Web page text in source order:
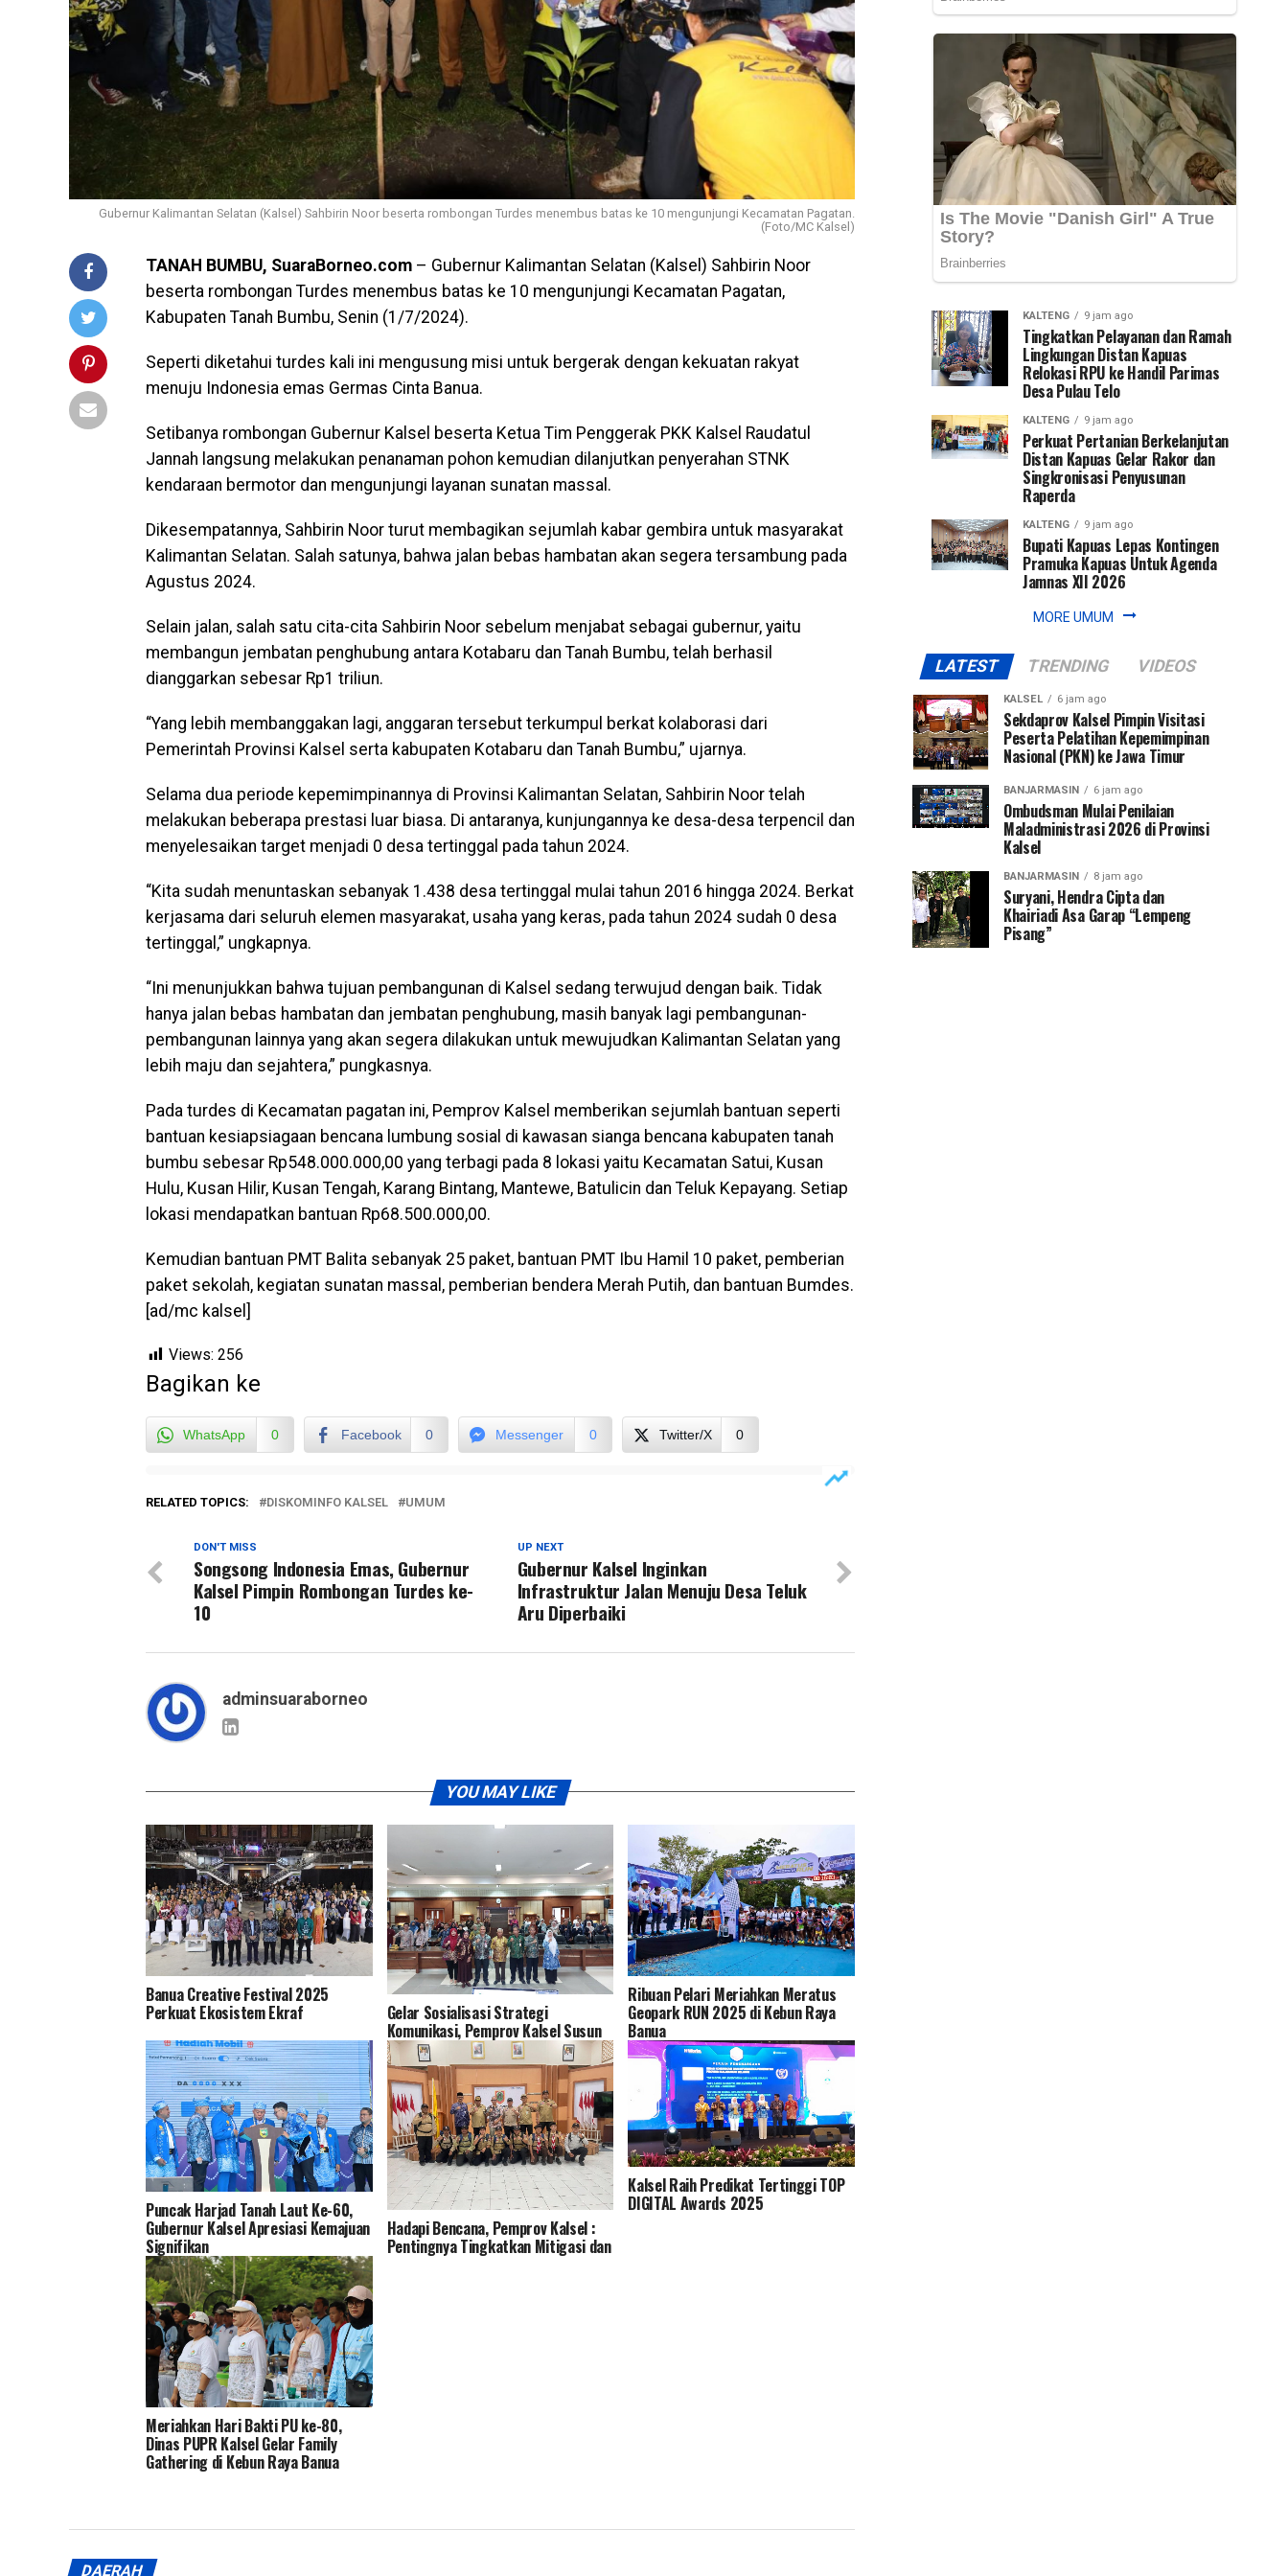
Gubernur Kalimantan Selatan (Kalsel) Sahbirin Noor beserta rombongan Turdes menembus batas ke 10 mengunjungi Kecamatan Pagatan.
(Foto/MC Kalsel)
TANAH BUMBU, SuaraBorneo.com – Gubernur Kalimantan Selatan (Kalsel) Sahbirin Noor
beserta rombongan Turdes menembus batas ke 10 mengunjungi Kecamatan Pagatan,
Kabupaten Tanah Bumbu, Senin (1/7/2024).
Seperti diketahui turdes kali ini mengusung misi untuk bergerak dengan kekuatan rakyat
menuju Indonesia emas Germas Cinta Banua.
Setibanya rombongan Gubernur Kalsel beserta Ketua Tim Penggerak PKK Kalsel Raudatul
Jannah langsung melakukan penanaman pohon kemudian dilanjutkan penyerahan STNK
kendaraan bermotor dan mengunjungi layanan sunatan massal.
Dikesempatannya, Sahbirin Noor turut membagikan sejumlah kabar gembira untuk masyarakat
Kalimantan Selatan. Salah satunya, bahwa jalan bebas hambatan akan segera tersambung pada
Agustus 2024.
Selain jalan, salah satu cita-cita Sahbirin Noor sebelum menjabat sebagai gubernur, yaitu
membangun jembatan penghubung antara Kotabaru dan Tanah Bumbu, telah berhasil
dianggarkan sebesar Rp1 triliun.
“Yang lebih membanggakan lagi, anggaran tersebut terkumpul berkat kolaborasi dari
Pemerintah Provinsi Kalsel serta kabupaten Kotabaru dan Tanah Bumbu,” ujarnya.
Selama dua periode kepemimpinannya di Provinsi Kalimantan Selatan, Sahbirin Noor telah
melakukan beberapa prestasi luar biasa. Di antaranya, kunjungannya ke desa-desa terpencil dan
menyelesaikan target menjadi 0 desa tertinggal pada tahun 2024.
“Kita sudah menuntaskan sebanyak 1.438 desa tertinggal mulai tahun 2016 hingga 2024. Berkat
kerjasama dari seluruh elemen masyarakat, usaha yang keras, pada tahun 2024 sudah 0 desa
tertinggal,” ungkapnya.
“Ini menunjukkan bahwa tujuan pembangunan di Kalsel sedang terwujud dengan baik. Tidak
hanya jalan bebas hambatan dan jembatan penghubung, masih banyak lagi pembangunan-
pembangunan lainnya yang akan segera dilakukan untuk mewujudkan Kalimantan Selatan yang
lebih maju dan sejahtera,” pungkasnya.
Pada turdes di Kecamatan pagatan ini, Pemprov Kalsel memberikan sejumlah bantuan seperti
bantuan kesiapsiagaan bencana lumbung sosial di kawasan sianga bencana kabupaten tanah
bumbu sebesar Rp548.000.000,00 yang terbagi pada 8 lokasi yaitu Kecamatan Satui, Kusan
Hulu, Kusan Hilir, Kusan Tengah, Karang Bintang, Mantewe, Batulicin dan Teluk Kepayang. Setiap
lokasi mendapatkan bantuan Rp68.500.000,00.
Kemudian bantuan PMT Balita sebanyak 25 paket, bantuan PMT Ibu Hamil 10 paket, pemberian
paket sekolah, kegiatan sunatan massal, pemberian bendera Merah Putih, dan bantuan Bumdes.
[ad/mc kalsel]
Views: 256
Bagikan ke
WhatsApp 0 Facebook 0 Messenger 0 Twitter/X 0
RELATED TOPICS: DISKOMINFO KALSEL UMUM
UP NEXT
Gubernur Kalsel Inginkan
Infrastruktur Jalan Menuju Desa Teluk
Aru Diperbaiki
DON'T MISS
Songsong Indonesia Emas, Gubernur
Kalsel Pimpin Rombongan Turdes ke-
10
adminsuaraborneo
YOU MAY LIKE
Banua Creative Festival 2025
Perkuat Ekosistem Ekraf Gelar Sosialisasi Strategi
Komunikasi, Pemprov Kalsel Susun
Pedoman Komunikasi Publik Terarah
Ribuan Pelari Meriahkan Meratus
Geopark RUN 2025 di Kebun Raya
Banua
Puncak Harjad Tanah Laut Ke-60,
Gubernur Kalsel Apresiasi Kemajuan
Signifikan
Hadapi Bencana, Pemprov Kalsel :
Pentingnya Tingkatkan Mitigasi dan
Kalsel Raih Predikat Tertinggi TOP
DIGITAL Awards 2025
Meriahkan Hari Bakti PU ke-80,
Dinas PUPR Kalsel Gelar Family
Gathering di Kebun Raya Banua
DAERAH
Kepemimpinan
Nasional
(PKN)
ke
Jawa
Timur
Provinsi
Kalsel,
mendampingi
Pelatihan
Kepemimpinan...
KALTENG 9 jam ago
Tingkatkan Pelayanan dan Ramah
Lingkungan Distan Kapuas
Relokasi RPU ke Handil Parimas
Desa Pulau Telo
KALTENG 9 jam ago
Perkuat Pertanian Berkelanjutan
Distan Kapuas Gelar Rakor dan
Singkronisasi Penyusunan
Raperda
KALTENG 9 jam ago
Bupati Kapuas Lepas Kontingen
Pramuka Kapuas Untuk Agenda
Jamnas XII 2026
MORE UMUM
LATEST TRENDING VIDEOS
KALSEL 6 jam ago
Sekdaprov Kalsel Pimpin Visitasi
Peserta Pelatihan Kepemimpinan
Nasional (PKN) ke Jawa Timur
BANJARMASIN 6 jam ago
Ombudsman Mulai Penilaian
Maladministrasi 2026 di Provinsi
Kalsel
BANJARMASIN 8 jam ago
Suryani, Hendra Cipta dan
Khairiadi Asa Garap “Lempeng
Pisang”